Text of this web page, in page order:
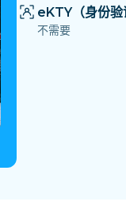
eKTY（身份验
不需要